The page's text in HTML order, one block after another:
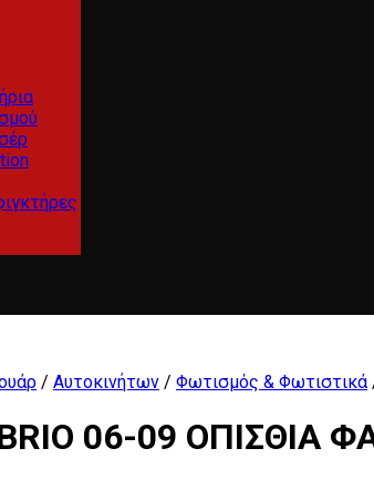
/ Αυτοκινήτων / Φωτισμός & Φωτιστικά
06-09 ΟΠΙΣΘΙΑ